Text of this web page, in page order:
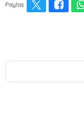
Paylaş